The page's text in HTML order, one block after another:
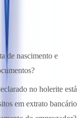
de nascimento e
no holerite está
em extrato bancário